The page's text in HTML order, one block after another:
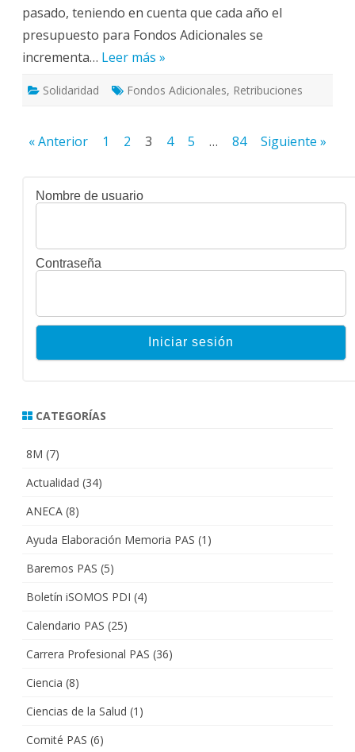
pasado, teniendo en cuenta que cada año el
presupuesto para Fondos Adicionales se
incrementa… Leer más »
Solidaridad Fondos Adicionales, Retribuciones
Paginación
entradas
« Anterior 1 2 3 4 5 … 84 Siguiente »
Nombre de usuario
Contraseña
CATEGORÍAS
8M (7)
Actualidad (34)
ANECA (8)
Ayuda Elaboración Memoria PAS (1)
Baremos PAS (5)
Boletín iSOMOS PDI (4)
Calendario PAS (25)
Carrera Profesional PAS (36)
Ciencia (8)
Ciencias de la Salud (1)
Comité PAS (6)